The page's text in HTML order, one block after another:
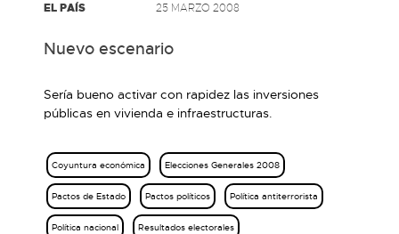
EL PAÍS 25 MARZO 2008
Nuevo escenario
Sería bueno activar con rapidez las inversiones
públicas en vivienda e infraestructuras.
Coyuntura económica Elecciones Generales 2008
Pactos de Estado Pactos políticos Política antiterrorista
Política nacional Resultados electorales